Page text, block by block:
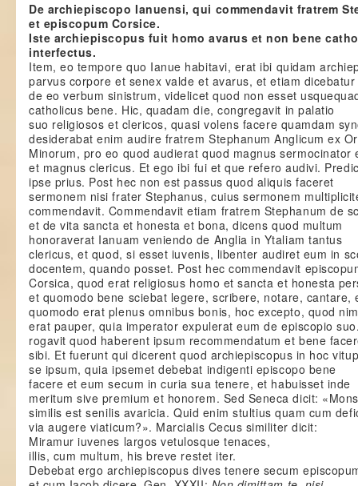
De archiepiscopo Ianuensi, qui commendavit fratrem
et episcopum Corsice.
Iste archiepiscopus fuit homo avarus et non bene
interfectus.
Item, eo tempore quo Ianue habitavi, erat ibi quidam
parvus corpore et senex valde et avarus, et etiam dicebatur
de eo verbum sinistrum, videlicet quod non esset
catholicus bene. Hic, quadam die, congregavit in palatio
suo religiosos et clericos, quasi volens facere quamdam
desiderabat enim audire fratrem Stephanum Anglicum ex
Minorum, pro eo quod audierat quod magnus sermocinator
et magnus clericus. Et ego ibi fui et que refero audivi.
ipse prius. Post hec non est passus quod aliquis faceret
sermonem nisi frater Stephanus, cuius sermonem
commendavit. Commendavit etiam fratrem Stephanum de
et de vita sancta et honesta et bona, dicens quod multum
honoraverat Ianuam veniendo de Anglia in Ytaliam tantus
clericus, et quod, si esset iuvenis, libenter audiret eum in
docentem, quando posset. Post hec commendavit
Corsica, quod erat religiosus homo et sancta et honesta
et quomodo bene sciebat legere, scribere, notare, cantare,
quomodo erat plenus omnibus bonis, hoc excepto, quod
erat pauper, quia imperator expulerat eum de episcopio
rogavit quod haberent ipsum recommendatum et bene
sibi. Et fuerunt qui dicerent quod archiepiscopus in hoc
se ipsum, quia ipsemet debebat indigenti episcopo bene
facere et eum secum in curia sua tenere, et habuisset inde
meritum sive premium et honorem. Sed Seneca dicit:
similis est senilis avaricia. Quid enim stultius quam cum
via augere viaticum?». Marcialis Cecus similiter dicit:
Miramur iuvenes largos vetulosque tenaces,
illis, cum multum, his breve restet iter.
Debebat ergo archiepiscopus dives tenere secum